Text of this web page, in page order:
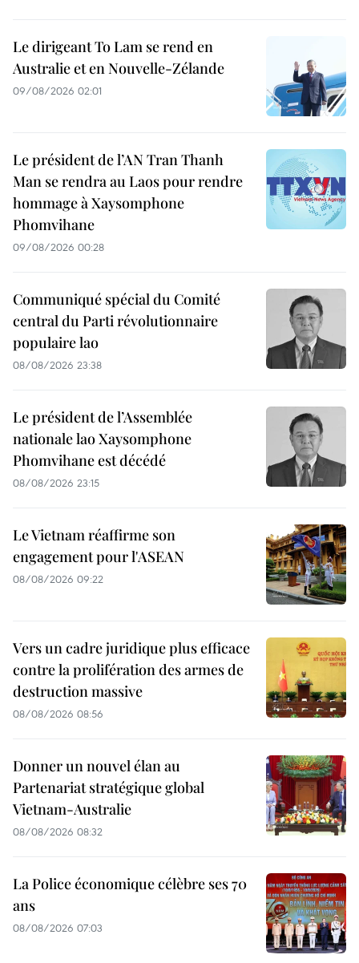
Le dirigeant To Lam se rend en
Australie et en Nouvelle-Zélande
09/08/2026 02:01
Le président de l’AN Tran Thanh
Man se rendra au Laos pour rendre
hommage à Xaysomphone
Phomvihane
09/08/2026 00:28
Communiqué spécial du Comité
central du Parti révolutionnaire
populaire lao
08/08/2026 23:38
Le président de l’Assemblée
nationale lao Xaysomphone
Phomvihane est décédé
08/08/2026 23:15
Le Vietnam réaffirme son
engagement pour l'ASEAN
08/08/2026 09:22
Vers un cadre juridique plus efficace
contre la prolifération des armes de
destruction massive
08/08/2026 08:56
Donner un nouvel élan au
Partenariat stratégique global
Vietnam-Australie
08/08/2026 08:32
La Police économique célèbre ses 70
ans
08/08/2026 07:03